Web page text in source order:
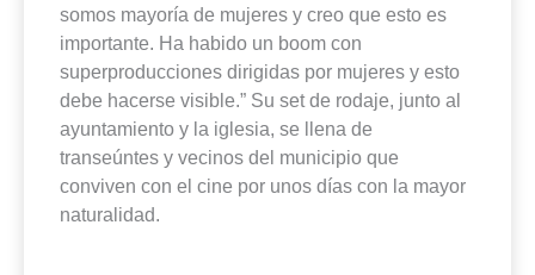
somos mayoría de mujeres y creo que esto es
importante. Ha habido un boom con
superproducciones dirigidas por mujeres y esto
debe hacerse visible.” Su set de rodaje, junto al
ayuntamiento y la iglesia, se llena de
transeúntes y vecinos del municipio que
conviven con el cine por unos días con la mayor
naturalidad.